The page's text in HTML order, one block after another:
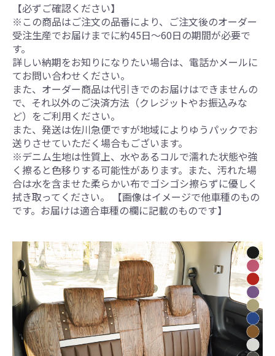
【必ずご確認ください】
※この商品はご注文の品番により、ご注文後のオーダー
受注生産でお届けまでに約45日～60日の期間が必要で
す。
詳しい納期をお知りになりたい場合は、電話かメールに
てお問い合わせください。
また、オーダー商品は代引きでのお届けはできませんの
で、それ以外のご決済方法（クレジットやお振込みな
ど）をご利用ください。
また、発送は佐川急便ですが地域によりゆうパックでお
送りさせていただく場合もございます。
※デニム生地は性質上、水やあるコルで濡れた状態や強
く擦ると色移りする可能性があります。また、汚れた場
合は水を含ませた柔らかい布でゴシゴシ擦らずに優しく
拭き取ってください。 【画像はイメージで他車種のもの
です。お届けは適合車種の欄に記載のものです】